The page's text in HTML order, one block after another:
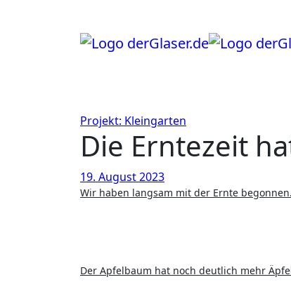
Projekt: Kleingarten
Die Erntezeit
19. August 2023
Wir haben langsam mit der Ernte begonnen.
Der Apfelbaum hat noch deutlich mehr